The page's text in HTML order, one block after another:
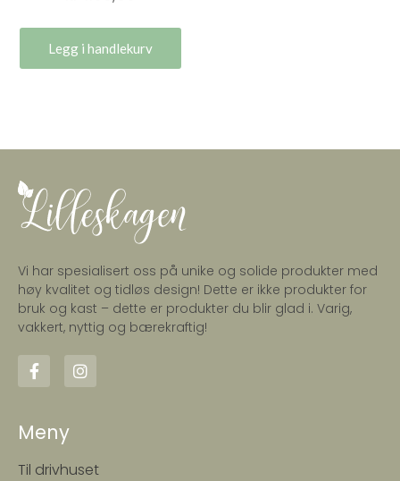
Legg i handlekurv
Vi har spesialisert oss på unike og solide produkter med
høy kvalitet og tidløs design! Dette er ikke produkter for
bruk og kast – dette er produkter du blir glad i. Varig,
vakkert, nyttig og bærekraftig!
Meny
Til drivhuset